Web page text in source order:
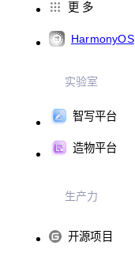
更 多
HarmonyOS
实验室
智写平台
造物平台
生产力
开源项目